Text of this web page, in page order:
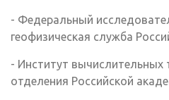
- Федеральный
геофизическая служба
- Институт вычислительных
отделения Российской